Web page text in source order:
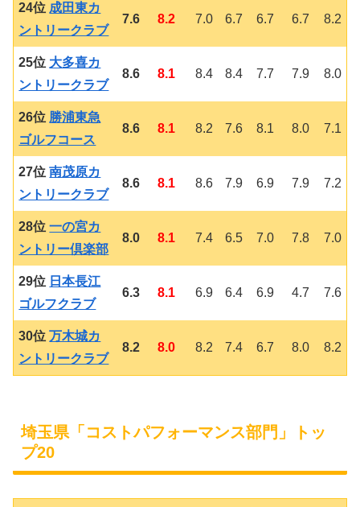
24位 成田東カ
ントリークラブ
7.6 8.2 7.0 6.7 6.7 6.7 8.2
25位 大多喜カ
ントリークラブ
8.6 8.1 8.4 8.4 7.7 7.9 8.0
26位 勝浦東急
ゴルフコース
8.6 8.1 8.2 7.6 8.1 8.0 7.1
27位南茂原カ
ントリークラブ
8.6 8.1 8.6 7.9 6.9 7.9 7.2
28位一の宮カ
ントリー倶楽部
8.0 8.1 7.4 6.5 7.0 7.8 7.0
29位 日本長江
ゴルフクラブ
6.3 8.1 6.9 6.4 6.9 4.7 7.6
30位万木城カ
ントリークラブ
8.2 8.0 8.2 7.4 6.7 8.0 8.2
埼玉県「コストパフォーマンス部門」トッ
プ20